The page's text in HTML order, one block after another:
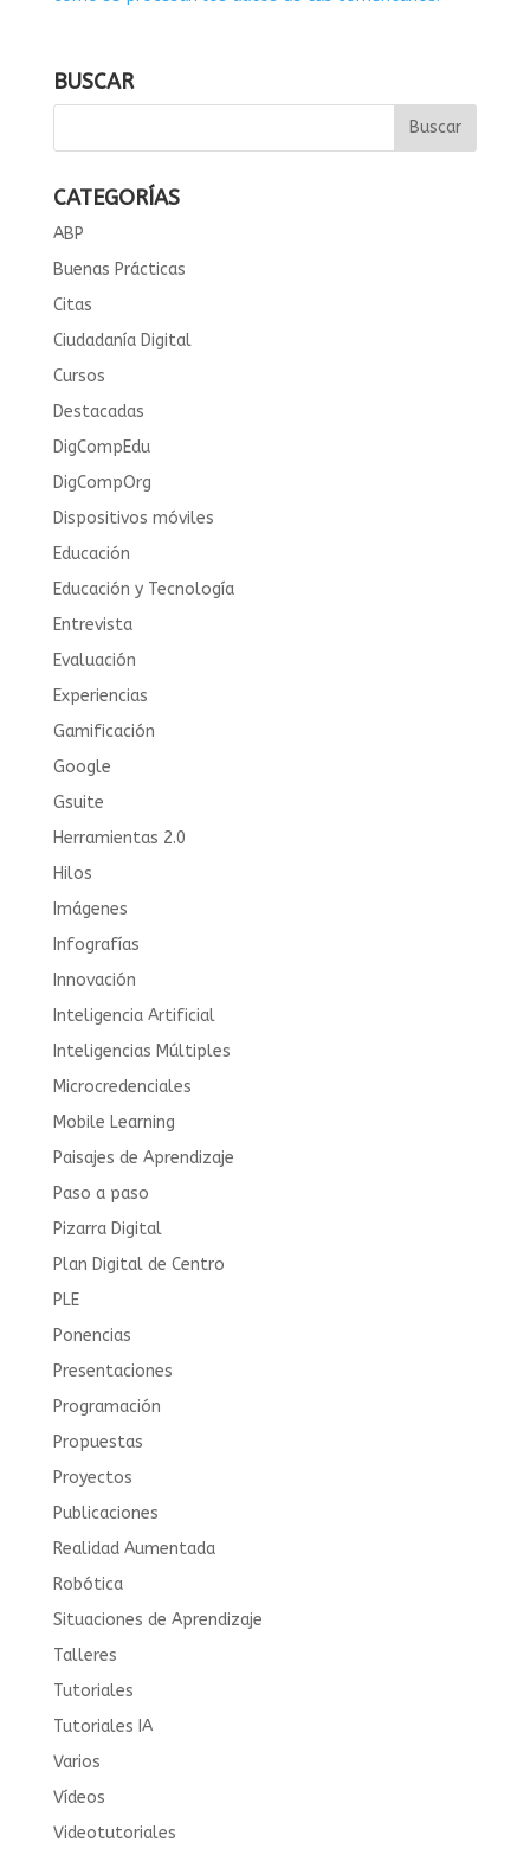
BUSCAR
CATEGORÍAS
ABP
Buenas Prácticas
Citas
Ciudadanía Digital
Cursos
Destacadas
DigCompEdu
DigCompOrg
Dispositivos móviles
Educación
Educación y Tecnología
Entrevista
Evaluación
Experiencias
Gamificación
Google
Gsuite
Herramientas 2.0
Hilos
Imágenes
Infografías
Innovación
Inteligencia Artificial
Inteligencias Múltiples
Microcredenciales
Mobile Learning
Paisajes de Aprendizaje
Paso a paso
Pizarra Digital
Plan Digital de Centro
PLE
Ponencias
Presentaciones
Programación
Propuestas
Proyectos
Publicaciones
Realidad Aumentada
Robótica
Situaciones de Aprendizaje
Talleres
Tutoriales
Tutoriales IA
Varios
Vídeos
Videotutoriales